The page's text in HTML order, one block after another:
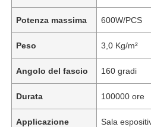
Potenza massima 600W/PCS
Peso 3,0 Kg/m²
Angolo del fascio 160 gradi
Durata 100000 ore
Applicazione Sala